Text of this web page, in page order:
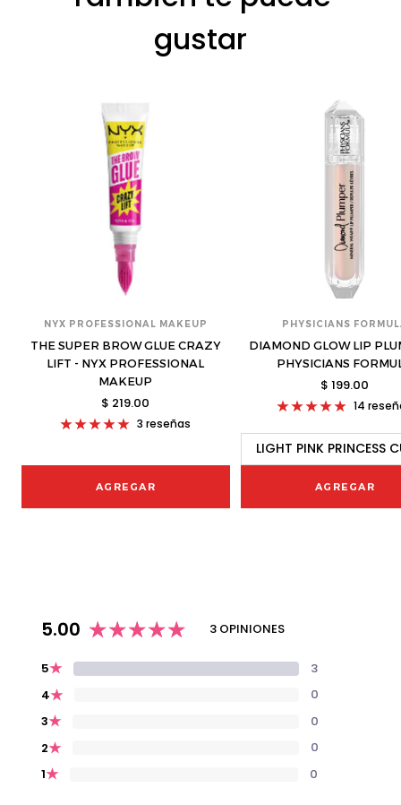
gustar
NYX PROFESSIONAL MAKEUP
THE SUPER BROW GLUE CRAZY
LIFT - NYX PROFESSIONAL
MAKEUP
$ 219.00
3 reseñas
AGREGAR
PHYSICIANS
DIAMOND GLOW LIP
PHYSICIANS
$ 199.00
14
AGREGAR
5.00 3 OPINIONES
5★
3
4★
0
3★
0
2★
0
1★ 0